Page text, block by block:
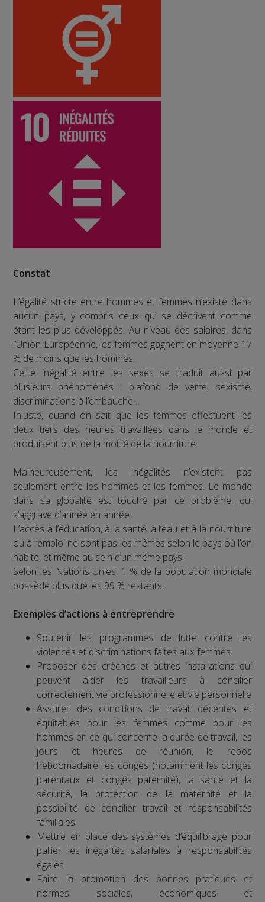
Constat
L’égalité stricte entre hommes et femmes n’existe dans
aucun pays, y compris ceux qui se décrivent comme
étant les plus développés. Au niveau des salaires, dans
l’Union Européenne, les femmes gagnent en moyenne 17
% de moins que les hommes.
Cette inégalité entre les sexes se traduit aussi par
plusieurs phénomènes : plafond de verre, sexisme,
discriminations à l’embauche…
Injuste, quand on sait que les femmes effectuent les
deux tiers des heures travaillées dans le monde et
produisent plus de la moitié de la nourriture.
Malheureusement, les inégalités n’existent pas
seulement entre les hommes et les femmes. Le monde
dans sa globalité est touché par ce problème, qui
s’aggrave d’année en année.
L’accès à l’éducation, à la santé, à l’eau et à la nourriture
ou à l’emploi ne sont pas les mêmes selon le pays où l’on
habite, et même au sein d’un même pays.
Selon les Nations Unies, 1 % de la population mondiale
possède plus que les 99 % restants.
Exemples d’actions à entreprendre
Soutenir les programmes de lutte contre les
violences et discriminations faites aux femmes
Proposer des crèches et autres installations qui
peuvent aider les travailleurs à concilier
correctement vie professionnelle et vie personnelle
Assurer des conditions de travail décentes et
équitables pour les femmes comme pour les
hommes en ce qui concerne la durée de travail, les
jours et heures de réunion, le repos
hebdomadaire, les congés (notamment les congés
parentaux et congés paternité), la santé et la
sécurité, la protection de la maternité et la
possibilité de concilier travail et responsabilités
familiales
Mettre en place des systèmes d’équilibrage pour
pallier les inégalités salariales à responsabilités
égales
Faire la promotion des bonnes pratiques et
normes sociales, économiques et